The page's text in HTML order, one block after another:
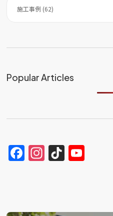
施工事例 (62)
Popular Articles
Facebook
Instagram
TikTok